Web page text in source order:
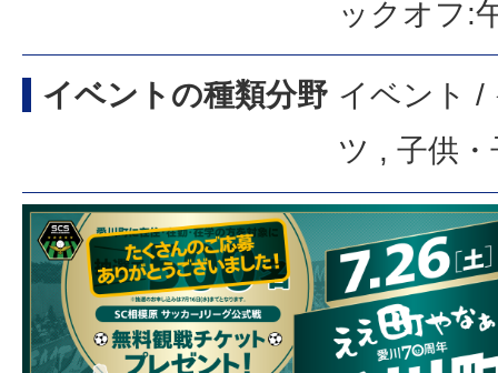
ックオフ:
イベントの種類分野 イベント /
ツ , 子供